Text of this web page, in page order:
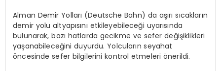
Alman Demir Yolları (Deutsche Bahn) da aşırı sıcakların
demir yolu altyapısını etkileyebileceği uyarısında
bulunarak, bazı hatlarda gecikme ve sefer değişiklikleri
yaşanabileceğini duyurdu. Yolcuların seyahat
öncesinde sefer bilgilerini kontrol etmeleri önerildi.